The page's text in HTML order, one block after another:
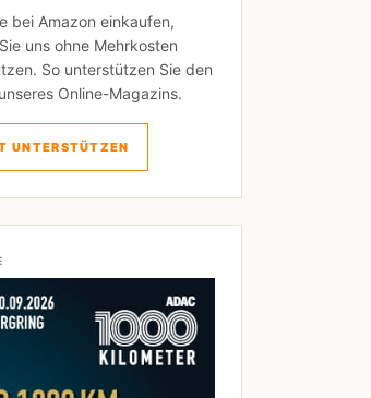
bei Amazon einkaufen,
uns ohne Mehrkosten
So unterstützen Sie den
Online-Magazins.
UNTERSTÜTZEN